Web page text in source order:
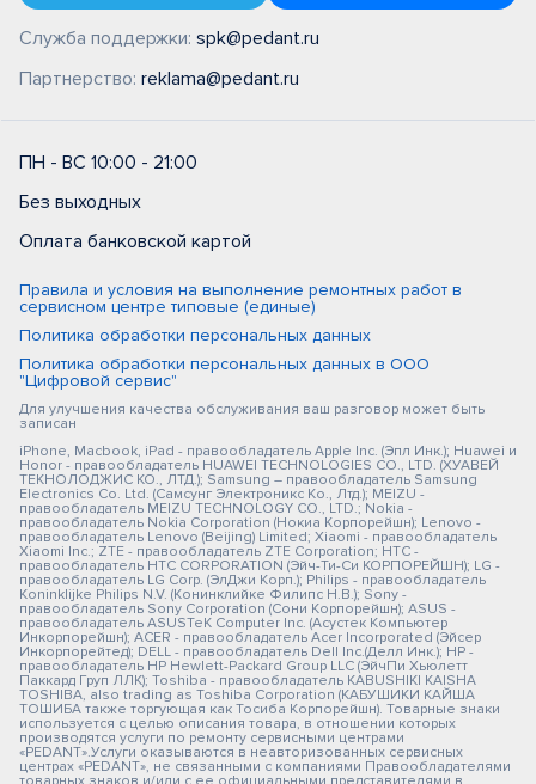
Служба поддержки: spk@pedant.ru
Партнерство: reklama@pedant.ru
ПН - ВС 10:00 - 21:00
Без выходных
Оплата банковской картой
Правила и условия на выполнение ремонтных работ в
сервисном центре типовые (единые)
Политика обработки персональных данных
Политика обработки персональных данных в ООО
"Цифровой сервис"
Для улучшения качества обслуживания ваш разговор может быть
записан
iPhone, Macbook, iPad - правообладатель Apple Inc. (Эпл Инк.); Huawei и
Honor - правообладатель HUAWEI TECHNOLOGIES CO., LTD. (ХУАВЕЙ
ТЕКНОЛОДЖИС КО., ЛТД.); Samsung – правообладатель Samsung
Electronics Co. Ltd. (Самсунг Электроникс Ко., Лтд.); MEIZU -
правообладатель MEIZU TECHNOLOGY CO., LTD.; Nokia -
правообладатель Nokia Corporation (Нокиа Корпорейшн); Lenovo -
правообладатель Lenovo (Beijing) Limited; Xiaomi - правообладатель
Xiaomi Inc.; ZTE - правообладатель ZTE Corporation; HTC -
правообладатель HTC CORPORATION (Эйч-Ти-Си КОРПОРЕЙШН); LG -
правообладатель LG Corp. (ЭлДжи Корп.); Philips - правообладатель
Koninklijke Philips N.V. (Конинклийке Филипс Н.В.); Sony -
правообладатель Sony Corporation (Сони Корпорейшн); ASUS -
правообладатель ASUSTeK Computer Inc. (Асустек Компьютер
Инкорпорейшн); ACER - правообладатель Acer Incorporated (Эйсер
Инкорпорейтед); DELL - правообладатель Dell Inc.(Делл Инк.); HP -
правообладатель HP Hewlett-Packard Group LLC (ЭйчПи Хьюлетт
Паккард Груп ЛЛК); Toshiba - правообладатель KABUSHIKI KAISHA
TOSHIBA, also trading as Toshiba Corporation (КАБУШИКИ КАЙША
ТОШИБА также торгующая как Тосиба Корпорейшн). Товарные знаки
используется с целью описания товара, в отношении которых
производятся услуги по ремонту сервисными центрами
«PEDANT».Услуги оказываются в неавторизованных сервисных
центрах «PEDANT», не связанными с компаниями Правообладателями